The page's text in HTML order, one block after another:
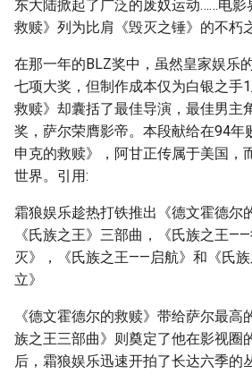
东大陆掀起了广泛的废奴运动……电影
救赎》列为比肩《毁灭之锤》的不朽
在那一年的BLZ奖中，虽然皇家娱乐
七项大奖，但制作成本仅为白银之手
救赎》却囊括了最佳导演，最佳男主
奖，萨尔荣膺影帝。本段献给在94年
申克的救赎》，阿甘正传属于美国，
世界。引用:
霜狼娱乐趁热打铁推出《德文霍德尔
《氏族之王》三部曲，《氏族之王
灭》，《氏族之王——启航》和《氏
立》
《德文霍德尔的救赎》带给萨尔最高
族之王三部曲》则奠定了他在影视圈
后，霜狼娱乐迅速开拍了长达六季的